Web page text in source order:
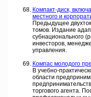
Компакт-диск,
местного и
Предыдущее
томов. Издание
субнационального
инвесторов,
управления.
Компас молодого
В учебно-
области
торгового агента.